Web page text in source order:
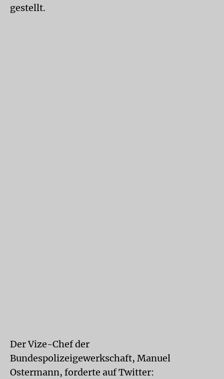
gestellt.
Der Vize-Chef der
Bundespolizeigewerkschaft, Manuel
Ostermann, forderte auf Twitter: